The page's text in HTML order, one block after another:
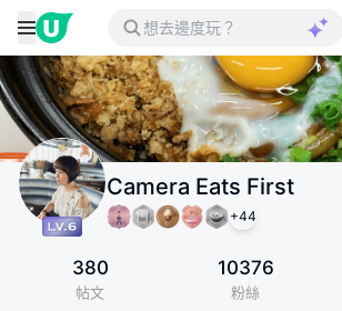
Camera Eats First
+44
380
帖文
10376
粉絲